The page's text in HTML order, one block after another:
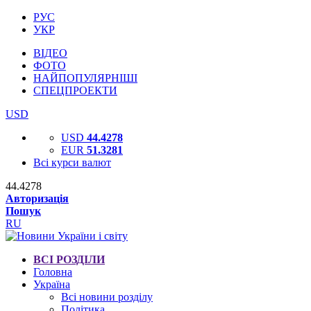
РУС
УКР
ВІДЕО
ФОТО
НАЙПОПУЛЯРНІШІ
СПЕЦПРОЕКТИ
USD
USD 44.4278
EUR 51.3281
Всі курси валют
44.4278
Авторизація
Пошук
RU
ВСІ РОЗДІЛИ
Головна
Україна
Всі новини розділу